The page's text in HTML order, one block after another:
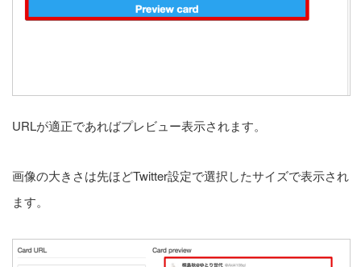
URLが適正であればプレビュー表示されます。
画像の大きさは先ほどTwitter設定で選択したサイズで表示され
ます。